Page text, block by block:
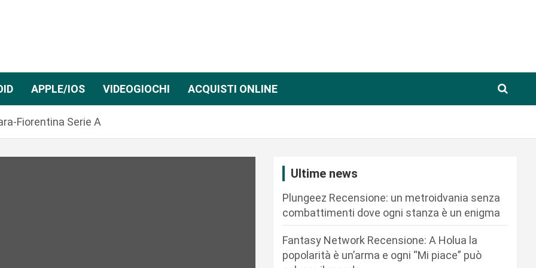
APPLE/IOS VIDEOGIOCHI ACQUISTI ONLINE
Fiorentina Serie A
Ultime news
Plungeez Recensione: un metroidvania senza
combattimenti dove ogni stanza è un enigma
Fantasy Network Recensione: A Holua la
popolarità è un’arma e ogni “Mi piace” può